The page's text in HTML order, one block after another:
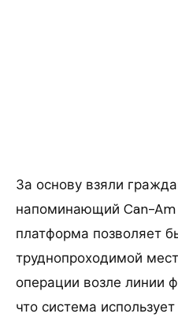
За основу взяли
напоминающий Can-Am
платформа позволяет
труднопроходимой
операции возле линии
что система